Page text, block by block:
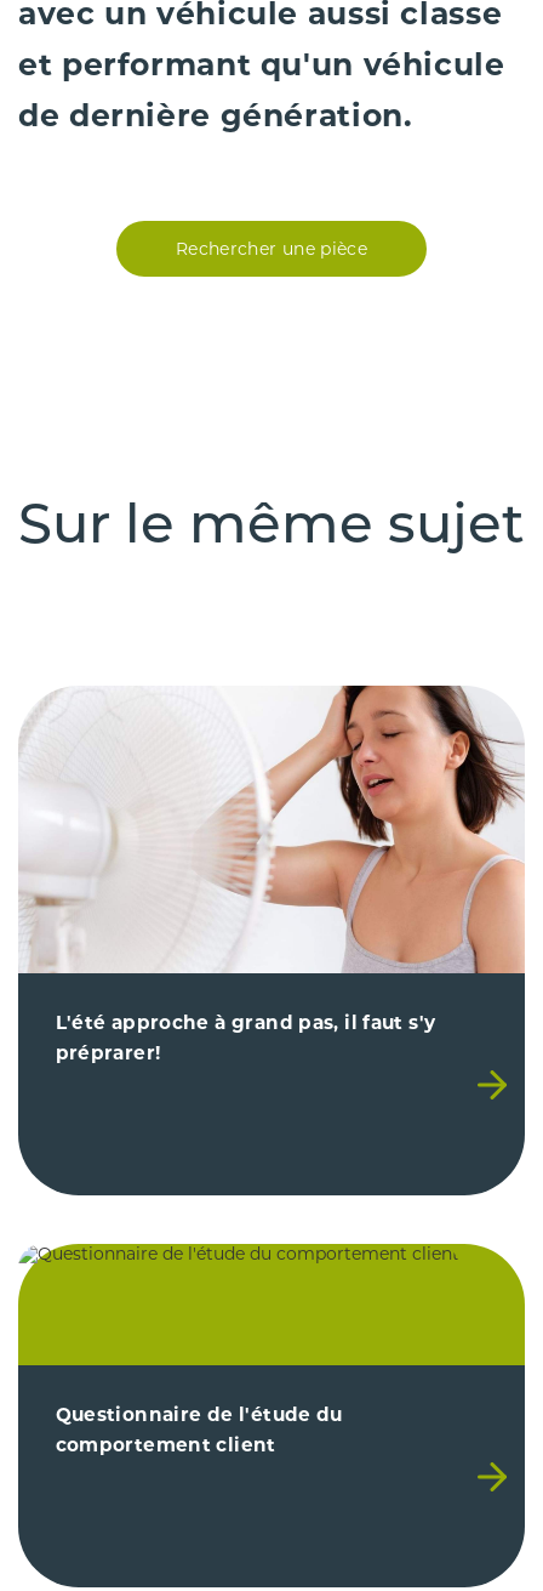
avec un véhicule aussi classe
et performant qu'un véhicule
de dernière génération.
Rechercher une pièce
Sur le même sujet
L'été approche à grand pas, il faut s'y
préprarer!
Questionnaire de l'étude du
comportement client